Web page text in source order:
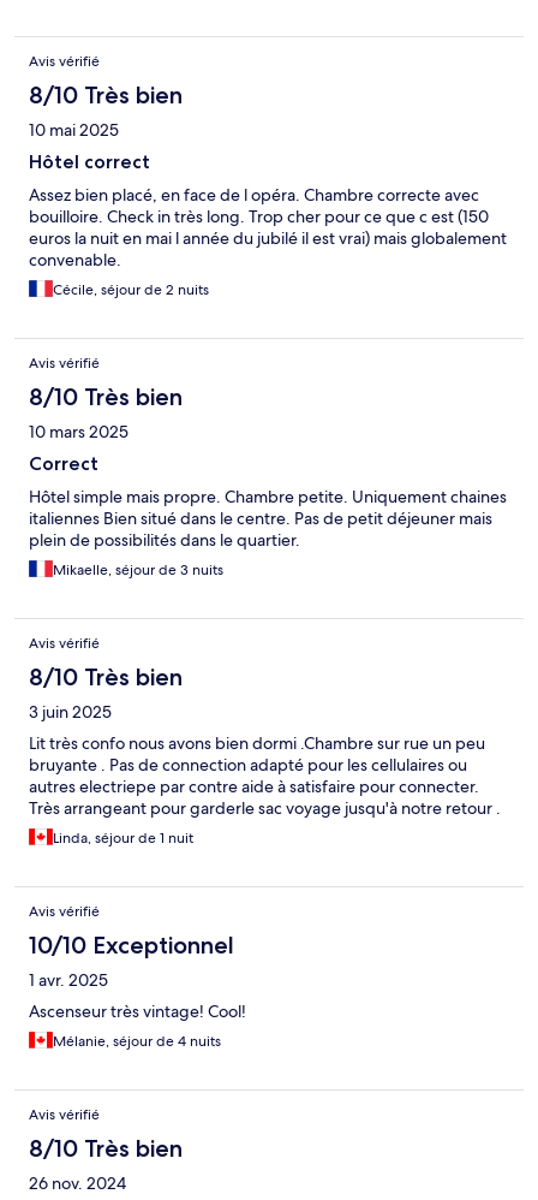
Avis vérifié
8/10 Très bien
10 mai 2025
Hôtel correct
Assez bien placé, en face de l opéra. Chambre correcte avec
bouilloire. Check in très long. Trop cher pour ce que c est (150
euros la nuit en mai l année du jubilé il est vrai) mais globalement
convenable.
Cécile, séjour de 2 nuits
Avis vérifié
8/10 Très bien
10 mars 2025
Correct
Hôtel simple mais propre. Chambre petite. Uniquement chaines
italiennes Bien situé dans le centre. Pas de petit déjeuner mais
plein de possibilités dans le quartier.
Mikaelle, séjour de 3 nuits
Avis vérifié
8/10 Très bien
3 juin 2025
Lit très confo nous avons bien dormi .Chambre sur rue un peu
bruyante . Pas de connection adapté pour les cellulaires ou
autres electriepe par contre aide à satisfaire pour connecter.
Très arrangeant pour garderle sac voyage jusqu'à notre retour .
Linda, séjour de 1 nuit
Avis vérifié
10/10 Exceptionnel
1 avr. 2025
Ascenseur très vintage! Cool!
Mélanie, séjour de 4 nuits
Avis vérifié
8/10 Très bien
26 nov. 2024